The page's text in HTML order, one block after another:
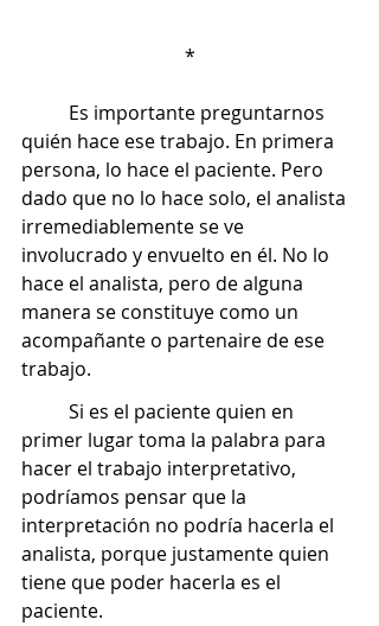
*
quién hace ese trabajo. En primera
persona, lo hace el paciente. Pero
dado que no lo hace solo, el analista
irremediablemente se ve
involucrado y envuelto en él. No lo
hace el analista, pero de alguna
manera se constituye como un
acompañante o partenaire de ese
trabajo.
primer lugar toma la palabra para
hacer el trabajo interpretativo,
podríamos pensar que la
interpretación no podría hacerla el
analista, porque justamente quien
tiene que poder hacerla es el
paciente.